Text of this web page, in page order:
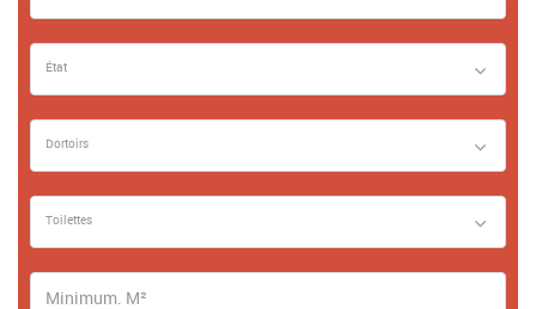
État
Dortoirs
Toilettes